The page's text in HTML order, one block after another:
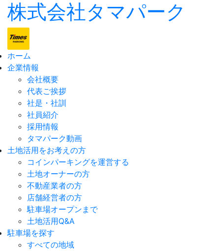
株式会社タマパーク
ホーム
企業情報
会社概要
代表ご挨拶
社是・社訓
社員紹介
採用情報
タマパーク動画
土地活用をお考えの方
コインパーキングを運営する
土地オーナーの方
不動産業者の方
店舗経営者の方
駐車場オープンまで
土地活用Q&A
駐車場を探す
すべての地域